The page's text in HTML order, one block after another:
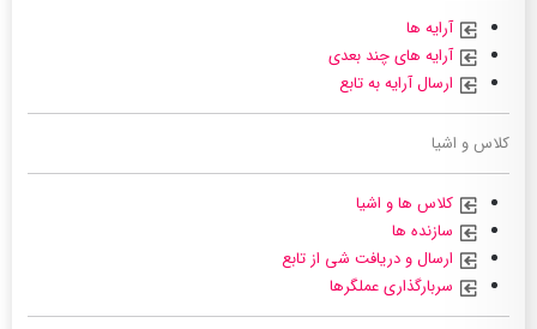
آرایه ها
آرایه های چند بعدی
ارسال آرایه به تابع
کلاس و اشیا
کلاس ها و اشیا
سازنده ها
ارسال و دریافت شی از تابع
سربارگذاری عملگرها